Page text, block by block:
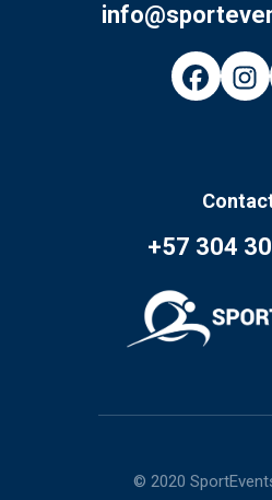
+57 304
© 2020